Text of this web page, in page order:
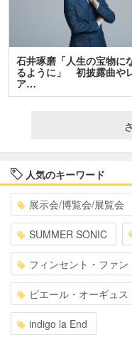
石井琢磨「人生の宝物に
るように」 初披露曲や
ア…
人気のキーワード
展示会/博覧会/展覧会
SUMMER SONIC
フィンセント・ファン
ピエール・オーギュ
indigo la End